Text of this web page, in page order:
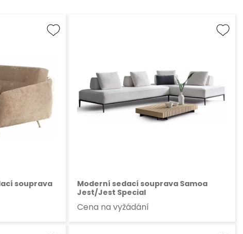
souprava
Moderní sedací souprava Samoa
Jest/Jest Special
Cena na vyžádání